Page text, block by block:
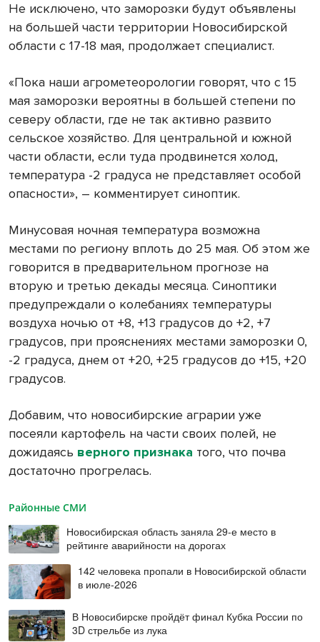
Не исключено, что заморозки будут объявлены
на большей части территории Новосибирской
области с 17-18 мая, продолжает специалист.
«Пока наши агрометеорологии говорят, что с 15
мая заморозки вероятны в большей степени по
северу области, где не так активно развито
сельское хозяйство. Для центральной и южной
части области, если туда продвинется холод,
температура -2 градуса не представляет особой
опасности», – комментирует синоптик.
Минусовая ночная температура возможна
местами по региону вплоть до 25 мая. Об этом же
говорится в предварительном прогнозе на
вторую и третью декады месяца. Синоптики
предупреждали о колебаниях температуры
воздуха ночью от +8, +13 градусов до +2, +7
градусов, при прояснениях местами заморозки 0,
-2 градуса, днем от +20, +25 градусов до +15, +20
градусов.
Добавим, что новосибирские аграрии уже
посеяли картофель на части своих полей, не
дожидаясь верного признака того, что почва
достаточно прогрелась.
Районные СМИ
Новосибирская область заняла 29-е место в
рейтинге аварийности на дорогах
142 человека пропали в Новосибирской области
в июле-2026
В Новосибирске пройдёт финал Кубка России по
3D стрельбе из лука